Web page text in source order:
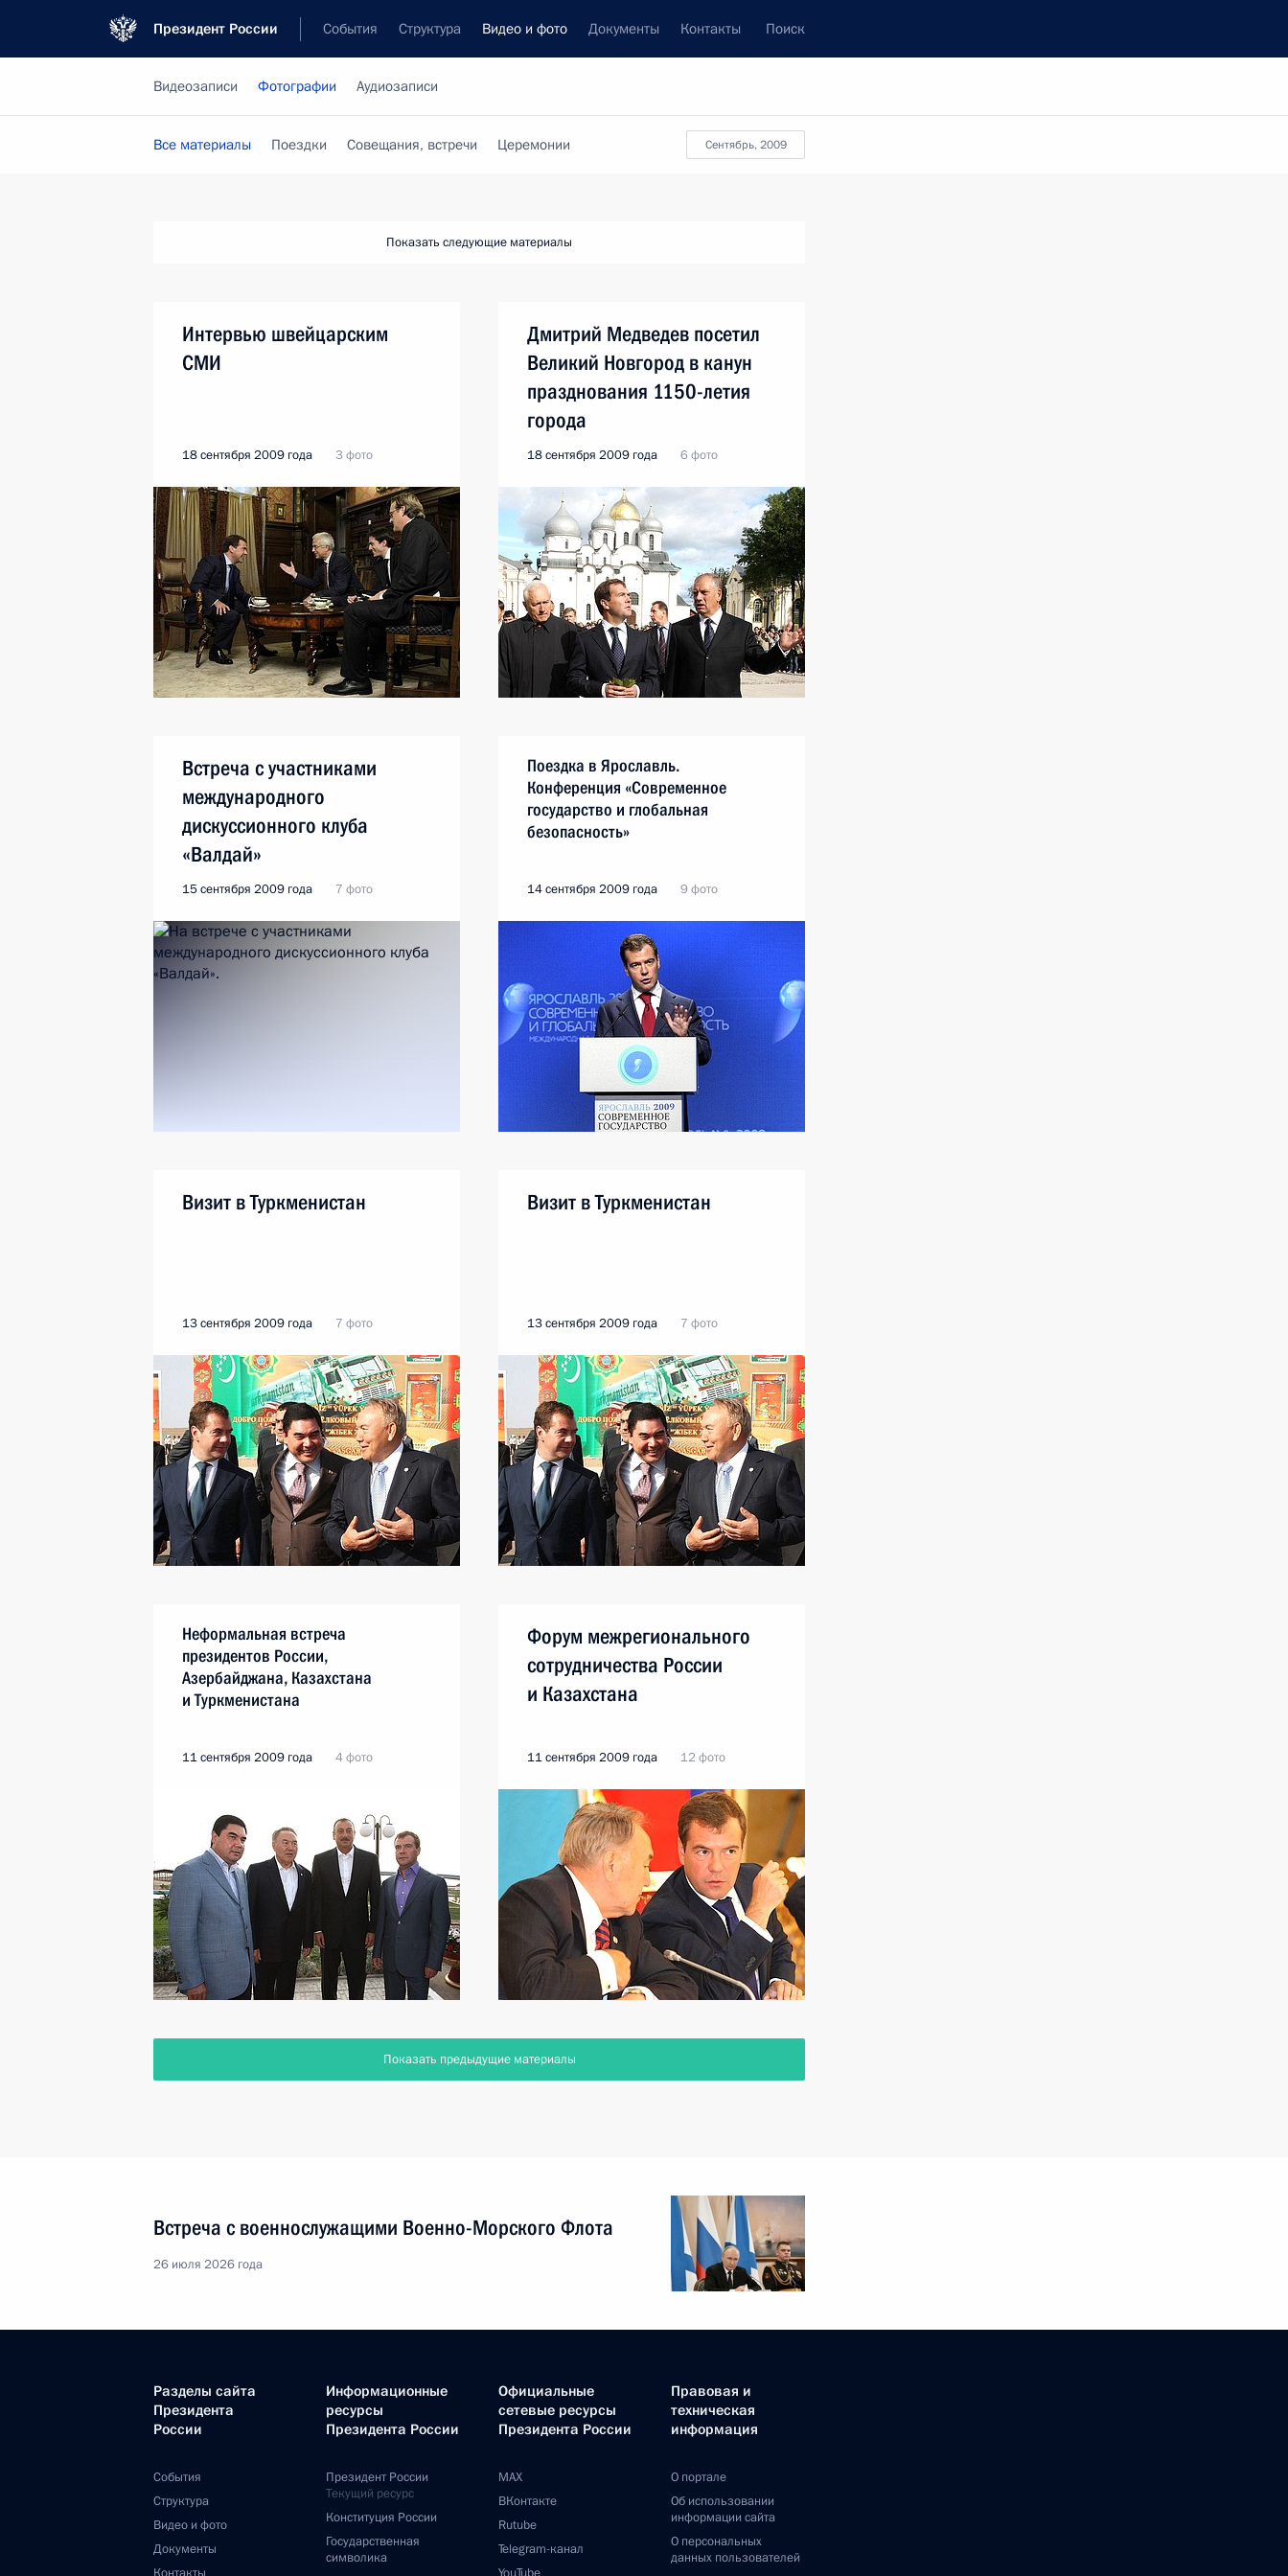
Президент России События Структура Видео и фото Документы Контакты Поиск
Видеозаписи Фотографии Аудиозаписи
сентябрь, 2009
Все материалы Поездки Совещания, встречи Церемонии
Показать следующие материалы
Интервью швейцарским
СМИ
18 сентября 2009 года 3 фото
Дмитрий Медведев посетил
Великий Новгород в канун
празднования 1150-летия
города
18 сентября 2009 года 6 фото
Встреча с участниками
международного
дискуссионного клуба
«Валдай»
15 сентября 2009 года 7 фото
Поездка в Ярославль.
Конференция «Современное
государство и глобальная
безопасность»
14 сентября 2009 года 9 фото
Визит в Туркменистан
13 сентября 2009 года 7 фото
Визит в Туркменистан
13 сентября 2009 года 7 фото
Неформальная встреча
президентов России,
Азербайджана, Казахстана
и Туркменистана
11 сентября 2009 года 4 фото
Форум межрегионального
сотрудничества России
и Казахстана
11 сентября 2009 года 12 фото
Показать предыдущие материалы
Встреча с военнослужащими Военно-Морского Флота
26 июля 2026 года
Разделы сайта
Президента
России
События
Структура
Видео и фото
Документы
Информационные
ресурсы
Президента России
Президент России
Текущий ресурс
Конституция России
Государственная
символика
Официальные
сетевые ресурсы
Президента России
MAX
ВКонтакте
Rutube
Telegram-канал
Правовая и
техническая
информация
О портале
Об использовании
информации сайта
О персональных
данных пользователей